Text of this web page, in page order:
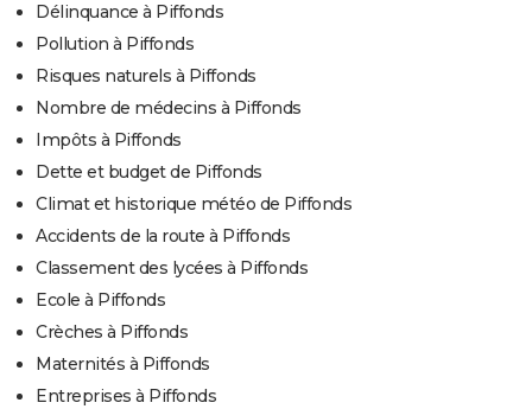
Délinquance à Piffonds
Pollution à Piffonds
Risques naturels à Piffonds
Nombre de médecins à Piffonds
Impôts à Piffonds
Dette et budget de Piffonds
Climat et historique météo de Piffonds
Accidents de la route à Piffonds
Classement des lycées à Piffonds
Ecole à Piffonds
Crèches à Piffonds
Maternités à Piffonds
Entreprises à Piffonds